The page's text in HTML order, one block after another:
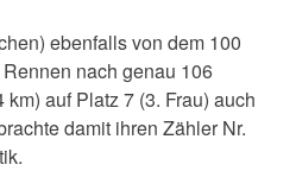
ebenfalls von dem 100
nach genau 106
auf Platz 7 (3. Frau) auch
damit ihren Zähler Nr.